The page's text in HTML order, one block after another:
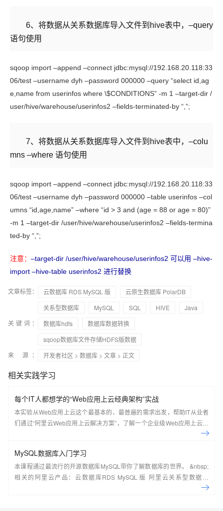
6、将数据从关系数据库导入文件到 hive表中，–query
语句使用
sqoop import –append –connect jdbc:mysql://192.168.20.118:33
06/test –username dyh –password 000000 –query “select id,ag
e,name from userinfos where \$CONDITIONS” -m 1 –target-dir /
user/hive/warehouse/userinfos2 –fields-terminated-by “,”;
7、将数据从关系数据库导入文件到 hive表中，–colu
mns –where 语句使用
sqoop import –append –connect jdbc:mysql://192.168.20.118:33
06/test –username dyh –password 000000 –table userinfos –col
umns “id,age,name” –where “id > 3 and (age = 88 or age = 80)”
-m 1 –target-dir /user/hive/warehouse/userinfos2 –fields-termina
ted-by “,”;
注意： –target-dir /user/hive/warehouse/userinfos2 可以用 –hive-
import –hive-table userinfos2 进行替换
文章标签： 云数据库 RDS MySQL 版
云原生数据库 PolarDB
关系型数据库
MySQL SQL HIVE
Java
关键词：
数据库hdfs
数据库数据转换
sqoop数据库文件存储HDFS版数据
来 源：
开发者社区 > 数据库 > 文章 > 正文
相关实践学习
每个IT人都想学的“Web应用上云经典架构”实战
本实验从Web应用上云这个最基本的、最普遍的需求出发，帮助IT从业者
们通过“阿里云Web应用上云解决方案”，了解一个企业级Web应用上云的
MySQL数据库入门学习
本课程通过最流行的开源数据库MySQL带你了解数据库的世界。 &nbsp;
相关的阿里云产品：云数据库RDS MySQL 版 阿里云关系型数据库
RDS（Relational Database Service）是一种稳定可靠、可弹性伸缩的在